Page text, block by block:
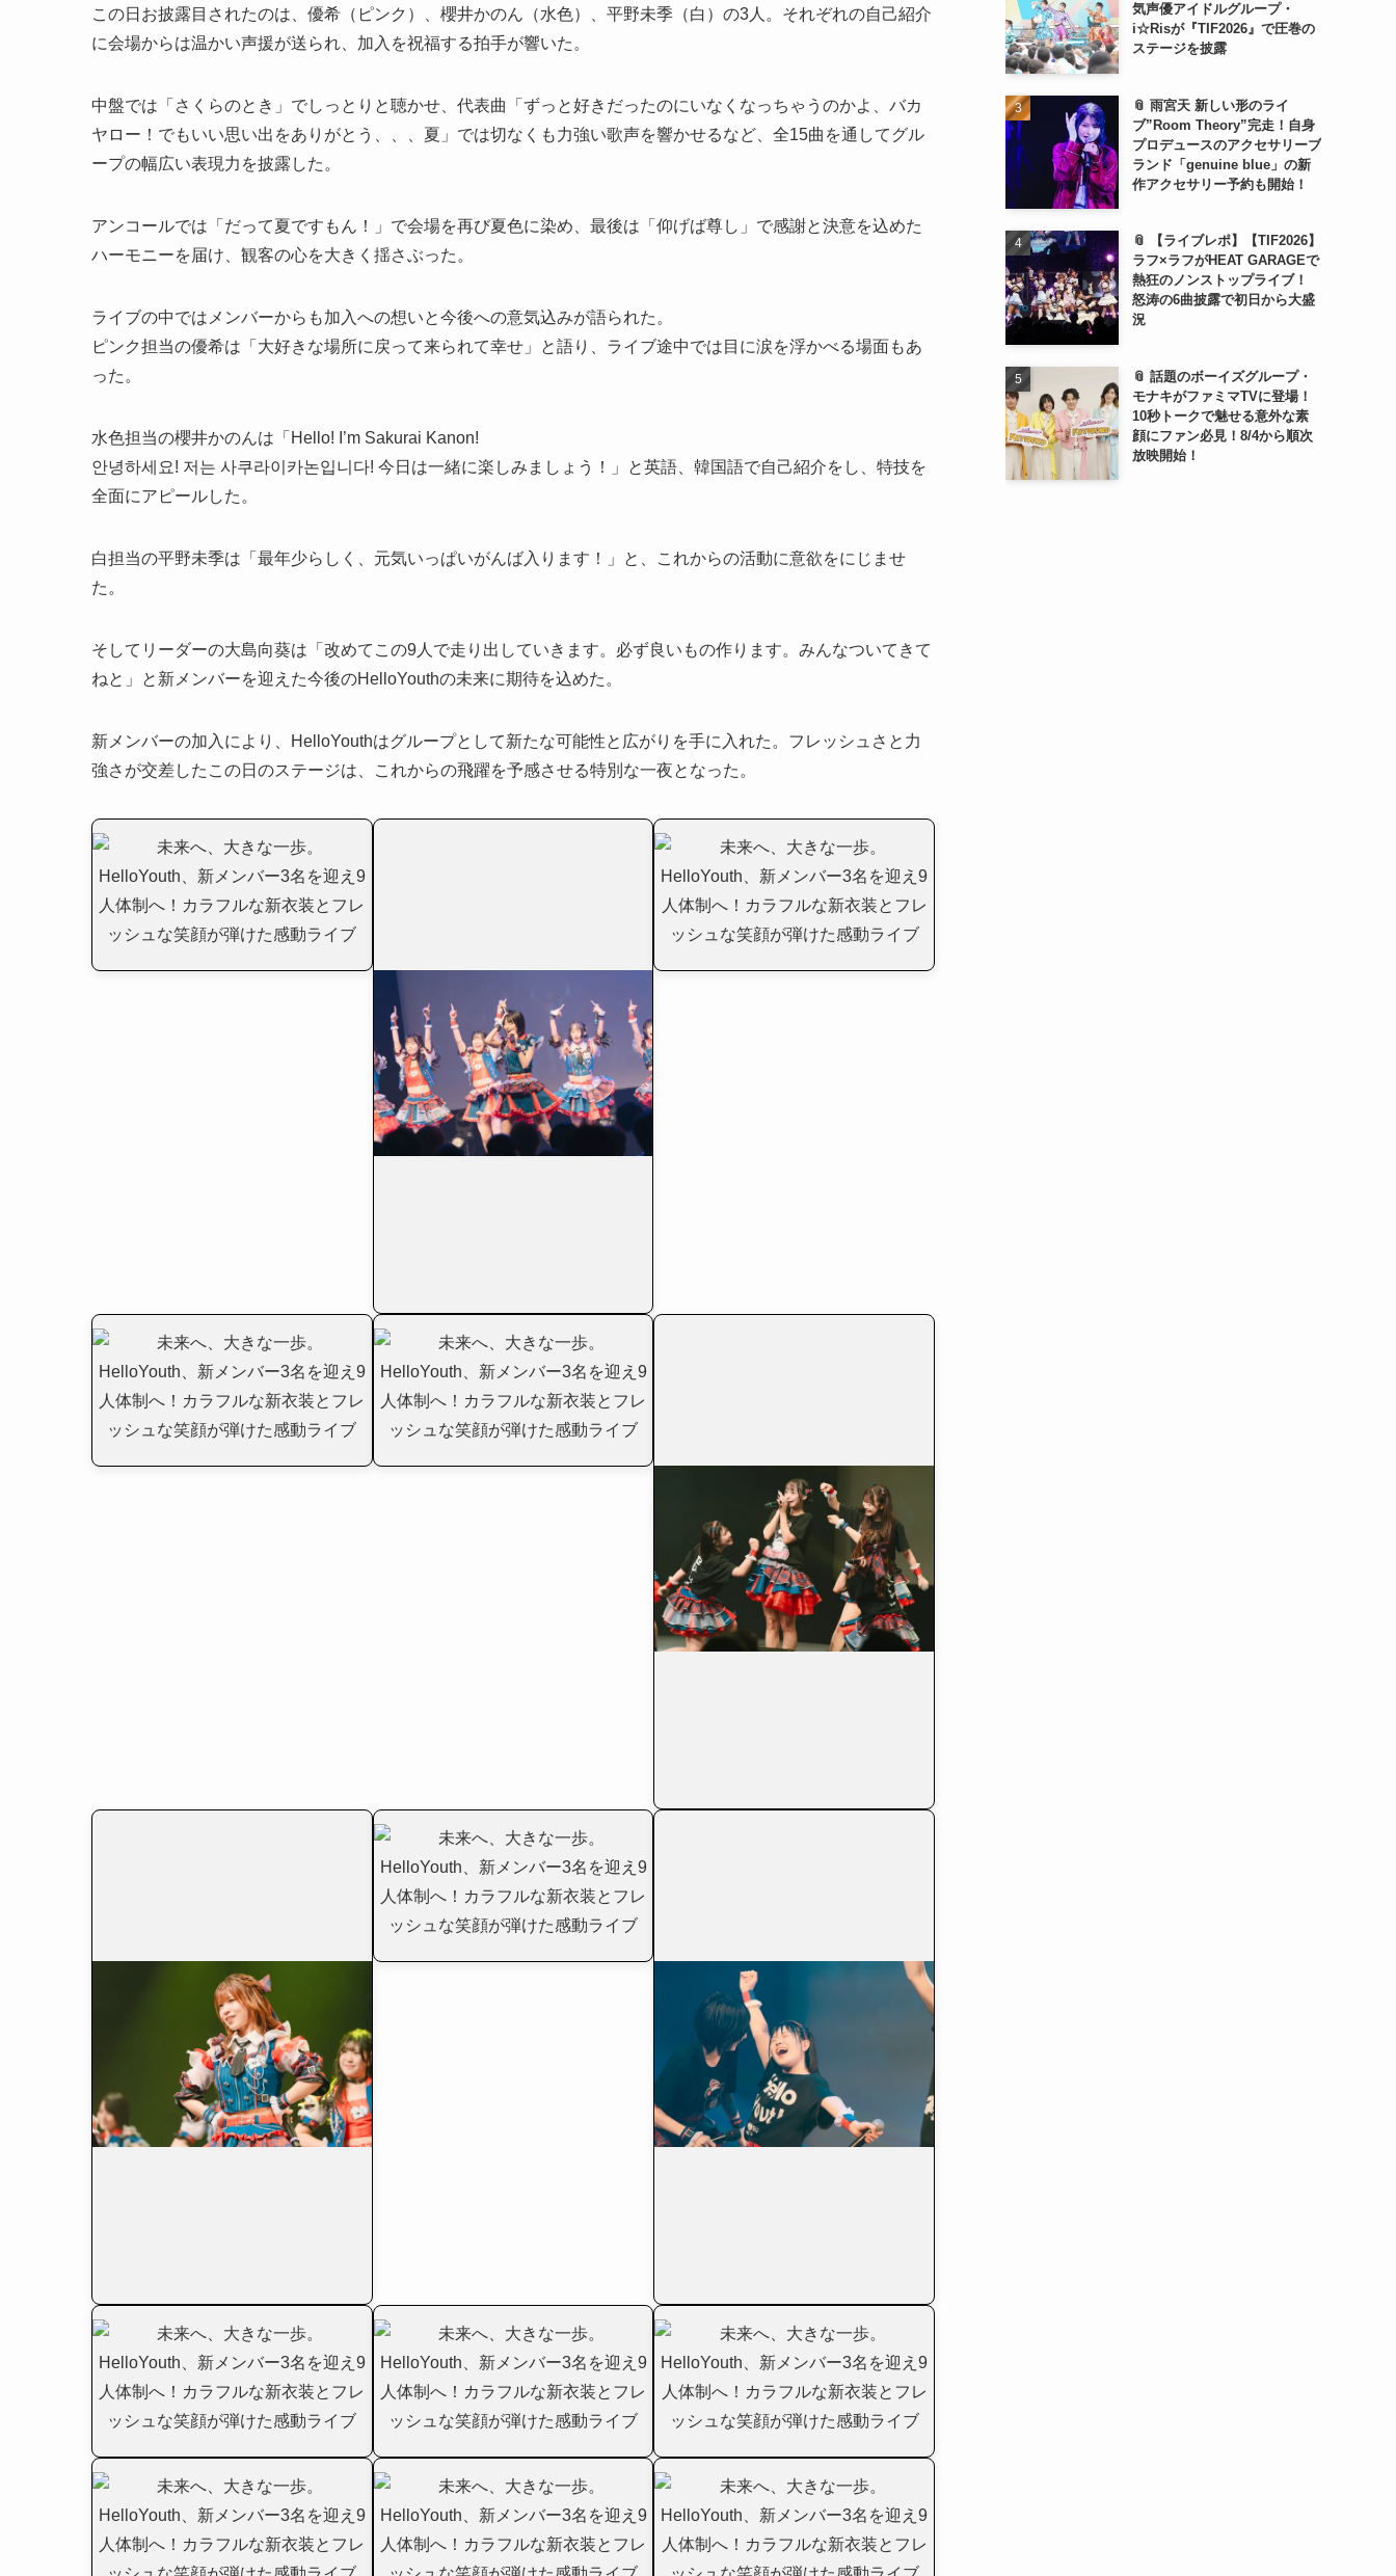
この日お披露目されたのは、優希（ピンク）、櫻井かのん（水色）、平野未季（白）の3人。それぞれの自己紹介
に会場からは温かい声援が送られ、加入を祝福する拍手が響いた。
中盤では「さくらのとき」でしっとりと聴かせ、代表曲「ずっと好きだったのにいなくなっちゃうのかよ、バカ
ヤロー！でもいい思い出をありがとう、、、夏」では切なくも力強い歌声を響かせるなど、全15曲を通してグル
ープの幅広い表現力を披露した。
アンコールでは「だって夏ですもん！」で会場を再び夏色に染め、最後は「仰げば尊し」で感謝と決意を込めた
ハーモニーを届け、観客の心を大きく揺さぶった。
ライブの中ではメンバーからも加入への想いと今後への意気込みが語られた。
ピンク担当の優希は「大好きな場所に戻って来られて幸せ」と語り、ライブ途中では目に涙を浮かべる場面もあ
った。
水色担当の櫻井かのんは「Hello! I’m Sakurai Kanon!
안녕하세요! 저는 사쿠라이카논입니다! 今日は一緒に楽しみましょう！」と英語、韓国語で自己紹介をし、特技を
全面にアピールした。
白担当の平野未季は「最年少らしく、元気いっぱいがんば入ります！」と、これからの活動に意欲をにじませ
た。
そしてリーダーの大島向葵は「改めてこの9人で走り出していきます。必ず良いもの作ります。みんなついてきて
ねと」と新メンバーを迎えた今後のHelloYouthの未来に期待を込めた。
新メンバーの加入により、HelloYouthはグループとして新たな可能性と広がりを手に入れた。フレッシュさと力
強さが交差したこの日のステージは、これからの飛躍を予感させる特別な一夜となった。
気声優アイドルグループ・
i☆Risが『TIF2026』で圧巻の
ステージを披露
📎 雨宮天 新しい形のライ
ブ”Room Theory”完走！自身
プロデュースのアクセサリーブ
ランド「genuine blue」の新
作アクセサリー予約も開始！
📎 【ライブレポ】【TIF2026】
ラフ×ラフがHEAT GARAGEで
熱狂のノンストップライブ！
怒涛の6曲披露で初日から大盛
況
📎 話題のボーイズグループ・
モナキがファミマTVに登場！
10秒トークで魅せる意外な素
顔にファン必見！8/4から順次
放映開始！